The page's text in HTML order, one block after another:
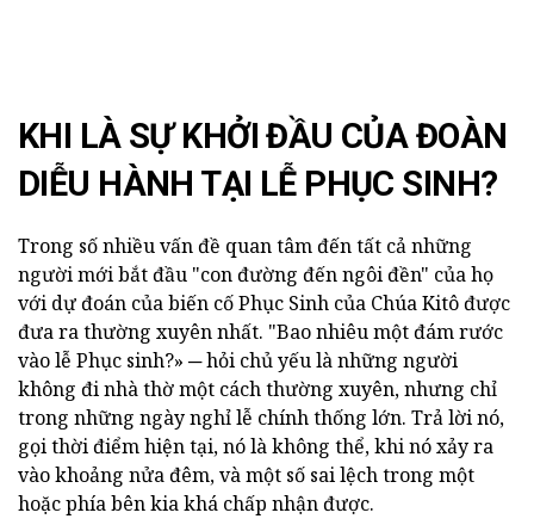
KHI LÀ SỰ KHỞI ĐẦU CỦA ĐOÀN
DIỄU HÀNH TẠI LỄ PHỤC SINH?
Trong số nhiều vấn đề quan tâm đến tất cả những
người mới bắt đầu "con đường đến ngôi đền" của họ
với dự đoán của biến cố Phục Sinh của Chúa Kitô được
đưa ra thường xuyên nhất. "Bao nhiêu một đám rước
vào lễ Phục sinh?» ─ hỏi chủ yếu là những người
không đi nhà thờ một cách thường xuyên, nhưng chỉ
trong những ngày nghỉ lễ chính thống lớn. Trả lời nó,
gọi thời điểm hiện tại, nó là không thể, khi nó xảy ra
vào khoảng nửa đêm, và một số sai lệch trong một
hoặc phía bên kia khá chấp nhận được.